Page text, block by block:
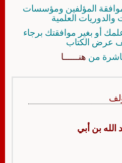
المؤلفين ومؤسسات
والدوريات العلمية
أو بغير موافقتك برجاء
عرض الكتاب
من هنــــــا
الله بن أبي